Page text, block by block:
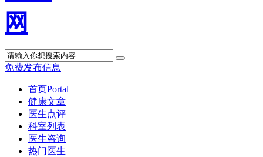
免费发布信息
首页Portal
健康文章
医生点评
科室列表
医生咨询
热门医生